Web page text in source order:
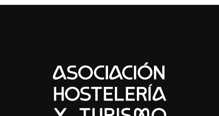
Chatbot Hostelería Navarra
En línea